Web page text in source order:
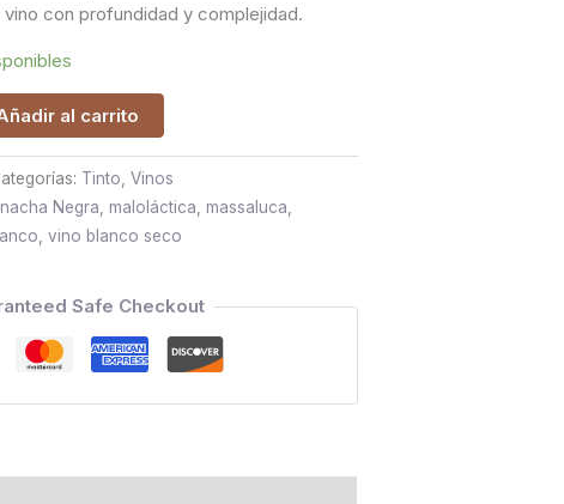
con profundidad y complejidad.
al carrito
Tinto, Vinos
Negra, maloláctica, massaluca,
, vino blanco seco
Safe Checkout